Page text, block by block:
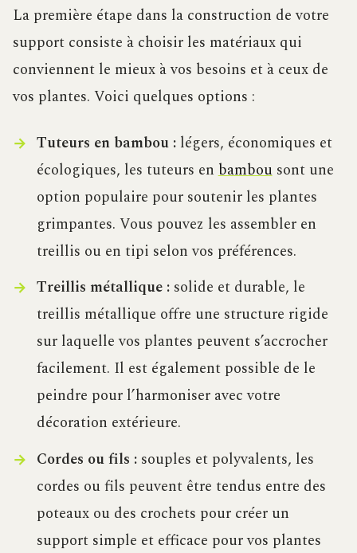
La première étape dans la construction de votre
support consiste à choisir les matériaux qui
conviennent le mieux à vos besoins et à ceux de
vos plantes. Voici quelques options :
Tuteurs en bambou :légers, économiques et
écologiques, les tuteurs enbambousont une
option populaire pour soutenir les plantes
grimpantes. Vous pouvez les assembler en
treillis ou en tipi selon vos préférences.
Treillis métallique :solide et durable, le
treillis métallique offre une structure rigide
sur laquelle vos plantes peuvent s’accrocher
facilement. Il est également possible de le
peindre pour l’harmoniser avec votre
décoration extérieure.
Cordes ou fils :souples et polyvalents, les
cordes ou fils peuvent être tendus entre des
poteaux ou des crochets pour créer un
support simple et efficace pour vos plantes